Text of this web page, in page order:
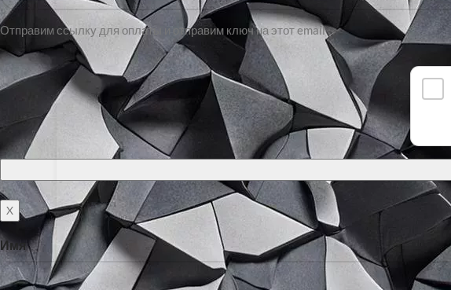
Отправим ссылку для оплаты и отправим ключ на этот email
X
Имя